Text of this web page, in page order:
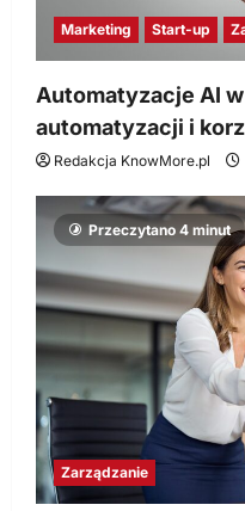
Marketing Start-up
Automatyzacje AI
automatyzacji i
Redakcja KnowMore.pl
Przeczytano 4 minut
Zarządzanie